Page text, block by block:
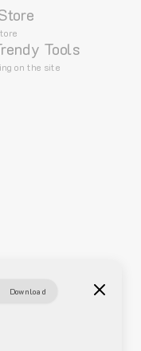
Tools
on the site
Download